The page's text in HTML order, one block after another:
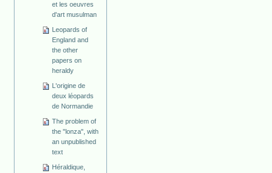
et les oeuvres
d'art musulman
Leopards of
England and
the other
papers on
heraldy
L'origine de
deux léopards
de Normandie
The problem of
the "lonza", with
an unpublished
text
Héraldique,